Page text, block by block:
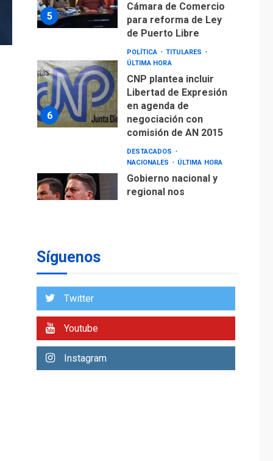
5
Cámara de Comercio
para reforma de Ley
de Puerto Libre
6
POLÍTICA
TITULARES
ÚLTIMA HORA
CNP plantea incluir
Libertad de Expresión
en agenda de
negociación con
comisión de AN 2015
DESTACADOS
NACIONALES
ÚLTIMA HORA
Gobierno nacional y
regional nos
1
ÚLTIMA HORA
operaciones de carga
Aeropuerto de
Síguenos
Twitter
Youtube
Instagram